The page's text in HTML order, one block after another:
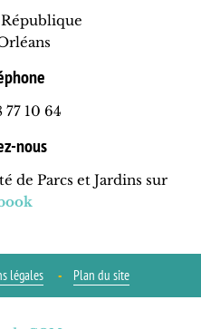
77 10 64
nous
de Parcs et Jardins sur
légales Plan du site